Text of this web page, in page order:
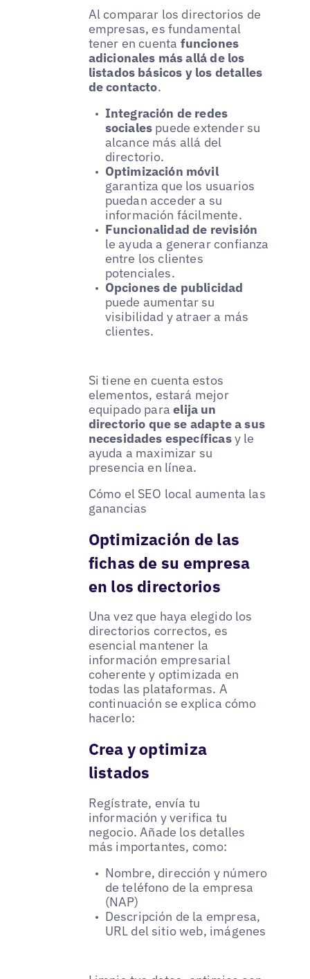
Al comparar los directorios de
empresas, es fundamental
tener en cuenta funciones
adicionales más allá de los
listados básicos y los detalles
de contacto.
Integración de redes
sociales puede extender su
alcance más allá del
directorio.
Optimización móvil
garantiza que los usuarios
puedan acceder a su
información fácilmente.
Funcionalidad de revisión
le ayuda a generar confianza
entre los clientes
potenciales.
Opciones de publicidad
puede aumentar su
visibilidad y atraer a más
clientes.
Si tiene en cuenta estos
elementos, estará mejor
equipado paraelija un
directorio que se adapte a sus
necesidades específicasy le
ayuda a maximizar su
presencia en línea.
Cómo el SEO local aumenta las
ganancias
Optimización de las
fichas de su empresa
en los directorios
Una vez que haya elegido los
directorios correctos, es
esencial mantener la
información empresarial
coherente y optimizada en
todas las plataformas. A
continuación se explica cómo
hacerlo:
Crea y optimiza
listados
Regístrate, envía tu
información y verifica tu
negocio. Añade los detalles
más importantes, como:
Nombre, dirección y número
de teléfono de la empresa
(NAP)
Descripción de la empresa,
URL del sitio web, imágenes